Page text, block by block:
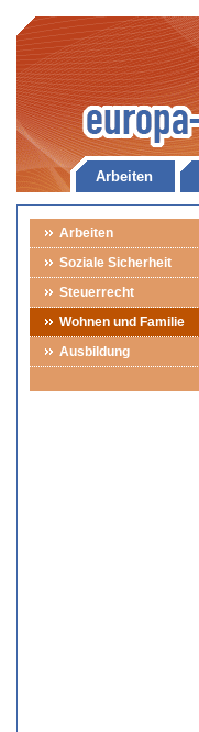
Arbeiten
Arbeiten
Soziale Sicherheit
Steuerrecht
Wohnen und Familie
Ausbildung